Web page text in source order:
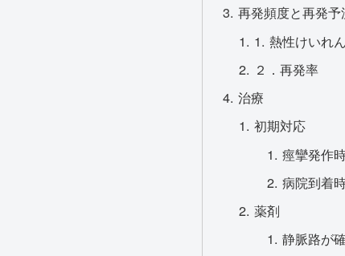
再発頻度と再発予
1. 熱性けいれ
２．再発率
治療
初期対応
痙攣発作
病院到着
薬剤
静脈路が